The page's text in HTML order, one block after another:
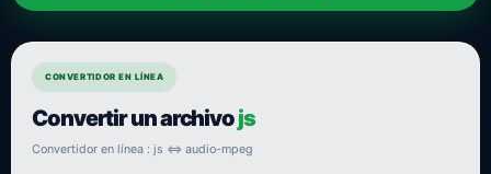
CONVERTIDOR EN LÍNEA
Convertir un archivojs
Convertidor en línea : js ⇔ audio-mpeg